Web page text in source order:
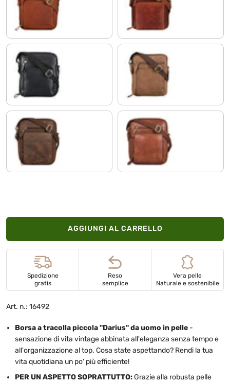
texas - marrone porto - cognac
nero austin - marrone
zamora - marrone brandy - cognac
AGGIUNGI AL CARRELLO
Spedizione
gratis
Reso
semplice
Vera pelle
Naturale e sostenibile
Art. n.: 16492
Borsa a tracolla piccola "Darius" da uomo in pelle -
sensazione di vita vintage abbinata all'eleganza senza tempo e
all'organizzazione al top. Cosa state aspettando? Rendi la tua
vita quotidiana un po' più efficiente!
PER UN ASPETTO SOPRATTUTTO:Grazie alla robusta pelle